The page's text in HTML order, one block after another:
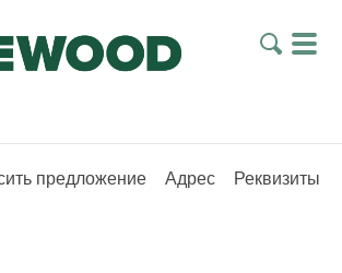
предложение Адрес Реквизиты